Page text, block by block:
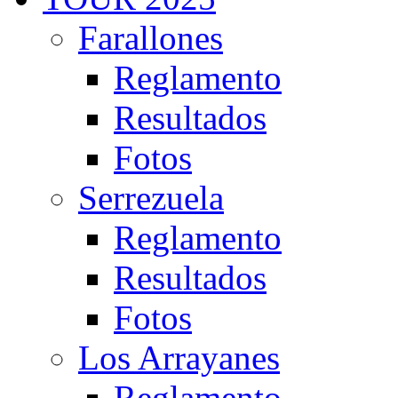
Farallones
Reglamento
Resultados
Fotos
Serrezuela
Reglamento
Resultados
Fotos
Los Arrayanes